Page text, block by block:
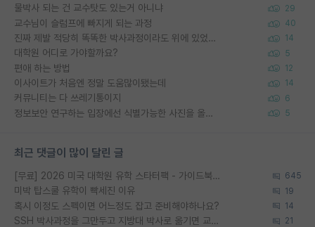
물박사 되는 건 교수탓도 있는거 아니냐 29
교수님이 슬럼프에 빠지게 되는 과정 40
진짜 제발 적당히 똑똑한 박사과정이라도 위에 있었으면.. 14
대학원 어디로 가야할까요? 5
편애 하는 방법 12
이사이트가 처음엔 정말 도움많이됐는데 14
커뮤니티는 다 쓰레기통이지 6
정보보안 연구하는 입장에선 식별가능한 사진을 올리는건 비추이긴함 5
최근 댓글이 많이 달린 글
[무료] 2026 미국 대학원 유학 스타터팩 - 가이드북 & 합격자 컨택메일 템플릿 645
미박 탑스쿨 유학이 빡세진 이유 19
혹시 이정도 스펙이면 어느정도 잡고 준비해야하나요? 14
SSH 박사과정을 그만두고 지방대 박사로 옮기면 교수의 꿈은 끝일까요? 21